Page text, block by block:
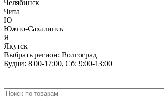
Челябинск
Чита
Ю
Южно-Сахалинск
Я
Якутск
Выбрать регион: Волгоград
Будни: 8:00‑17:00, Сб: 9:00‑13:00